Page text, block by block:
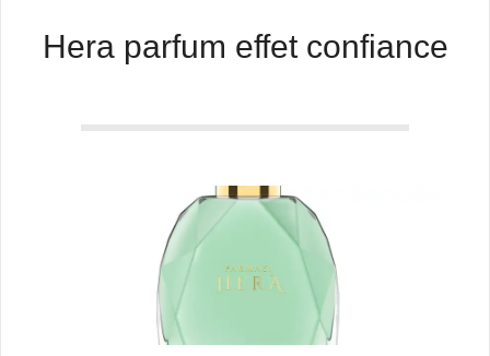
Hera parfum effet confiance